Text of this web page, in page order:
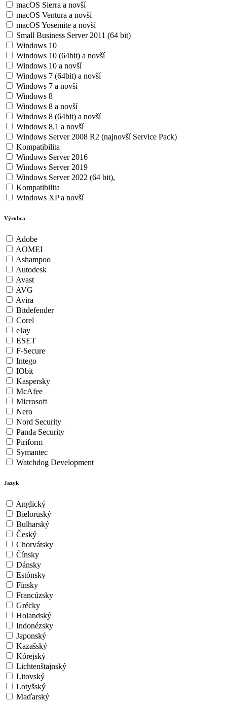
macOS Sierra a novší
macOS Ventura a novší
macOS Yosemite a novší
Small Business Server 2011 (64 bit)
Windows 10
Windows 10 (64bit) a novší
Windows 10 a novší
Windows 7 (64bit) a novší
Windows 7 a novší
Windows 8
Windows 8 a novší
Windows 8 (64bit) a novší
Windows 8.1 a novší
Windows Server 2008 R2 (najnovší Service Pack)
Kompatibilita
Windows Server 2016
Windows Server 2019
Windows Server 2022 (64 bit),
Kompatibilita
Windows XP a novší
Výrobca
Adobe
AOMEI
Ashampoo
Autodesk
Avast
AVG
Avira
Bitdefender
Corel
eJay
ESET
F-Secure
Intego
IObit
Kaspersky
McAfee
Microsoft
Nero
Nord Security
Panda Security
Piriform
Symantec
Watchdog Development
Jazyk
Anglický
Bieloruský
Bulharský
Český
Chorvátsky
Čínsky
Dánsky
Estónsky
Fínsky
Francúzsky
Grécky
Holandský
Indonézsky
Japonský
Kazašský
Kórejský
Lichtenštajnský
Litovský
Lotyšský
Maďarský